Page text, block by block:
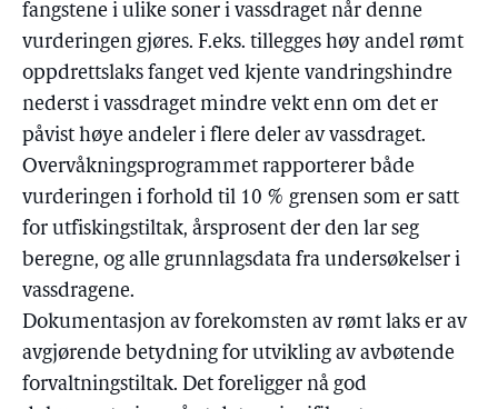
fangstene i ulike soner i vassdraget når denne
vurderingen gjøres. F.eks. tillegges høy andel rømt
oppdrettslaks fanget ved kjente vandringshindre
nederst i vassdraget mindre vekt enn om det er
påvist høye andeler i flere deler av vassdraget.
Overvåkningsprogrammet rapporterer både
vurderingen i forhold til 10 % grensen som er satt
for utfiskingstiltak, årsprosent der den lar seg
beregne, og alle grunnlagsdata fra undersøkelser i
vassdragene.
Dokumentasjon av forekomsten av rømt laks er av
avgjørende betydning for utvikling av avbøtende
forvaltningstiltak. Det foreligger nå god